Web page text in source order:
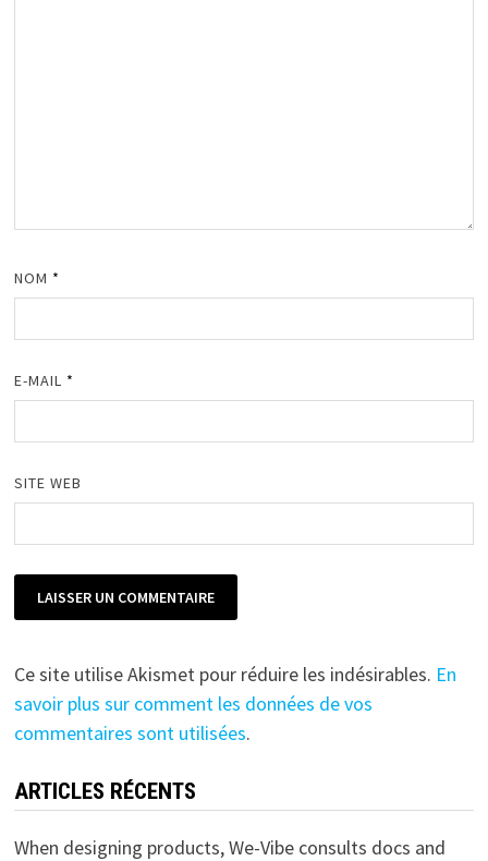
NOM *
E-MAIL *
SITE WEB
Ce site utilise Akismet pour réduire les indésirables. En
savoir plus sur comment les données de vos
commentaires sont utilisées.
ARTICLES RÉCENTS
When designing products, We-Vibe consults docs and